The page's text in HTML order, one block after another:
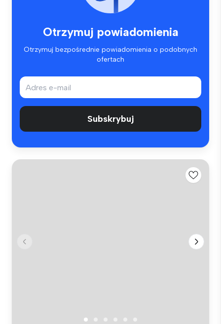
Otrzymuj powiadomienia
Otrzymuj bezpośrednie powiadomienia o podobnych
ofertach
Subskrybuj